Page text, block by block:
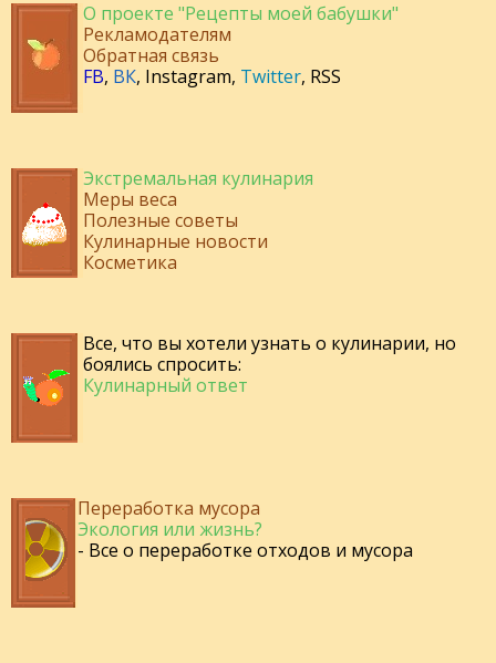
О проекте "Рецепты моей бабушки"
Рекламодателям
Обратная связь
FB, ВК, Instagram, Twitter, RSS
Экстремальная кулинария
Меры веса
Полезные советы
Кулинарные новости
Косметика
Все, что вы хотели узнать о кулинарии, но
боялись спросить:
Кулинарный ответ
Переработка мусора
Экология или жизнь?
- Все о переработке отходов и мусора